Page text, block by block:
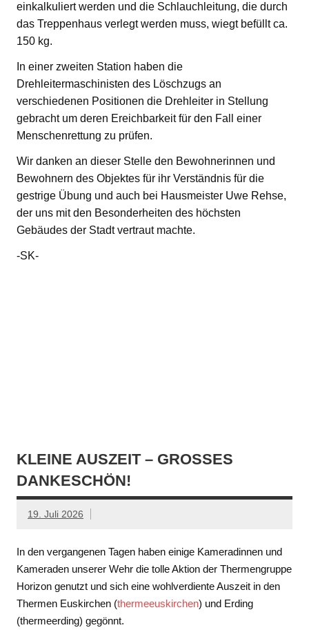
einkalkuliert werden und die Schlauchleitung, die durch
das Treppenhaus verlegt werden muss, wiegt befüllt ca.
150 kg.
In einer zweiten Station haben die
Drehleitermaschinisten des Löschzugs an
verschiedenen Positionen die Drehleiter in Stellung
gebracht um deren Ereichbarkeit für den Fall einer
Menschenrettung zu prüfen.
Wir danken an dieser Stelle den Bewohnerinnen und
Bewohnern des Objektes für ihr Verständnis für die
gestrige Übung und auch bei Hausmeister Uwe Rehse,
der uns mit den Besonderheiten des höchsten
Gebäudes der Stadt vertraut machte.
-SK-
KLEINE AUSZEIT – GROSSES D
ANKESCHÖN!
19. Juli 2026
In den vergangenen Tagen haben einige Kameradinnen und
Kameraden unserer Wehr die tolle Aktion der Thermengruppe
Horizon genutzt und sich eine wohlverdiente Auszeit in den
Thermen Euskirchen (thermeeuskirchen) und Erding
(thermeerding) gegönnt.